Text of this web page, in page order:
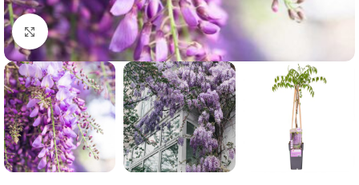
Clicca per ingrandire